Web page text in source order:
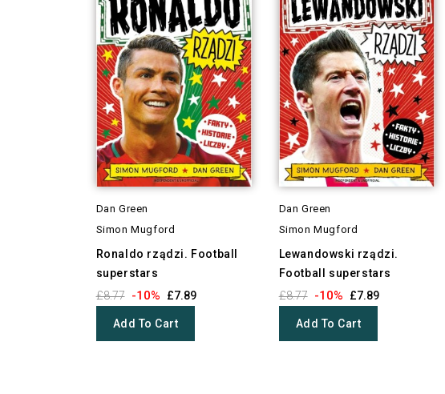
Dan Green
Simon Mugford
Ronaldo rządzi. Football
superstars
£8.77 -10% £7.89
Add To Cart
Dan Green
Simon Mugford
Lewandowski rządzi.
Football superstars
£8.77 -10% £7.89
Add To Cart